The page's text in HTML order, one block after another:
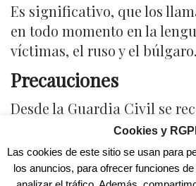
Es significativo, que los
en todo momento en la
víctimas, el ruso y el búlgaro.
Precauciones
Desde la Guardia Civil se
ante llamadas de este tipo u
impliquen operativas con
bancarias, no se debe
Cookies y
Las cookies de este sitio se usan para
los anuncios, para ofrecer funciones